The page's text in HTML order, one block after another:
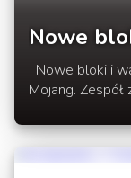
Nowe
Nowe bloki i
Mojang.
Redstone
Minecraft 1.5